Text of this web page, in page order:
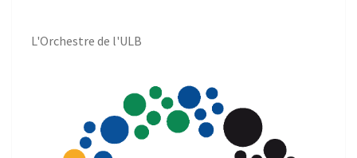
L'Orchestre de l'ULB